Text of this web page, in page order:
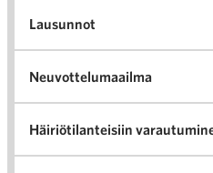
Lausunnot
Neuvottelumaailma
Häiriötilanteisiin